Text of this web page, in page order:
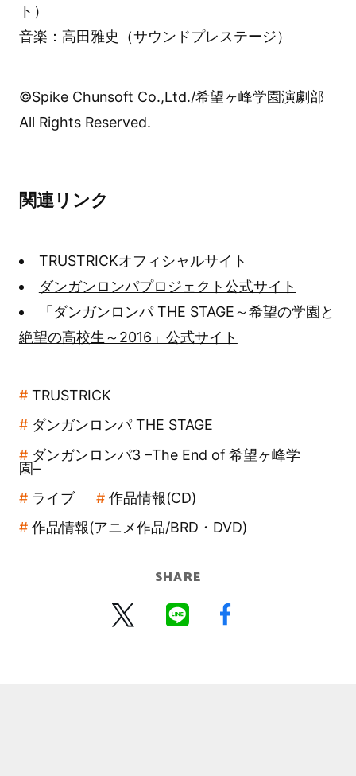
ト）
音楽：高田雅史（サウンドプレステージ）
©Spike Chunsoft Co.,Ltd./希望ヶ峰学園演劇部
All Rights Reserved.
関連リンク
TRUSTRICKオフィシャルサイト
ダンガンロンパプロジェクト公式サイト
「ダンガンロンパ THE STAGE～希望の学園と
絶望の高校生～2016」公式サイト
TRUSTRICK
ダンガンロンパ THE STAGE
ダンガンロンパ3 –The End of 希望ヶ峰学
園–
ライブ
作品情報(CD)
作品情報(アニメ作品/BRD・DVD)
SHARE